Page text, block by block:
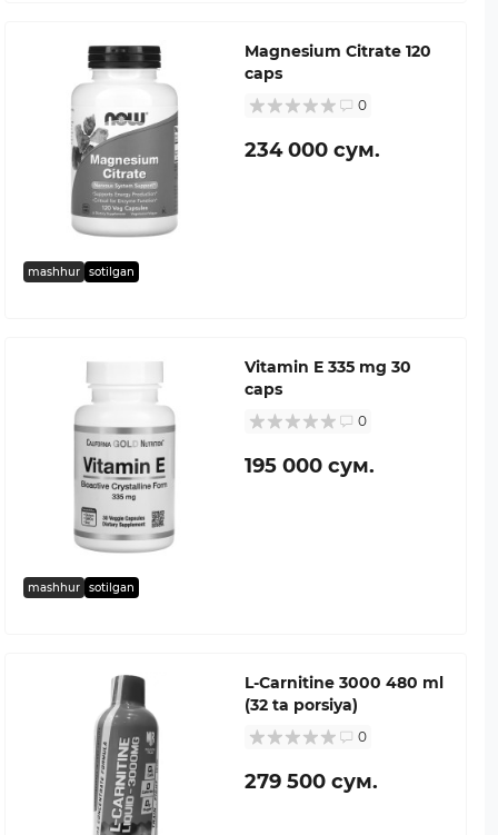
mashhur sotilgan
Magnesium Citrate 120
caps
0
234 000 сум.
mashhur sotilgan
Vitamin E 335 mg 30
caps
0
195 000 сум.
L-Carnitine 3000 480 ml
(32 ta porsiya)
0
279 500 сум.